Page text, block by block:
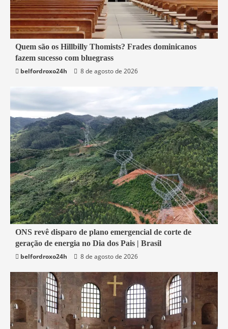
4 min read
Mundo
Quem são os Hillbilly Thomists? Frades dominicanos
fazem sucesso com bluegrass
belfordroxo24h
8 de agosto de 2026
2 min read
Economia
ONS revê disparo de plano emergencial de corte de
geração de energia no Dia dos Pais | Brasil
belfordroxo24h
8 de agosto de 2026